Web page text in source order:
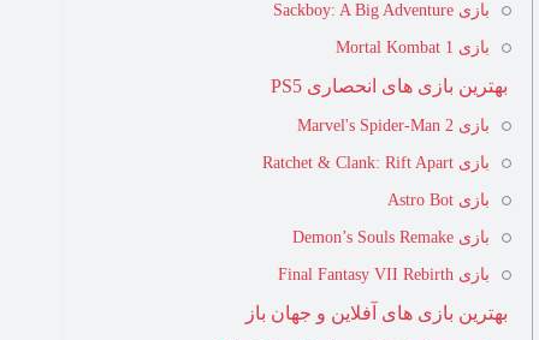
بازی Sackboy: A Big Adventure
بازی Mortal Kombat 1
بهترین بازی های انحصاری PS5
بازی Marvel's Spider-Man 2
بازی Ratchet & Clank: Rift Apart
بازی Astro Bot
بازی Demon’s Souls Remake
بازی Final Fantasy VII Rebirth
بهترین بازی های آفلاین و جهان باز